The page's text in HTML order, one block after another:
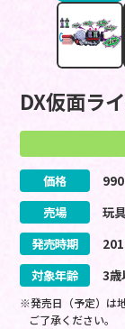
DX仮面ラ
価格 990
売場
玩
発売時期
対象年齢
3歳
※発売日（予定）は
ご了承ください。